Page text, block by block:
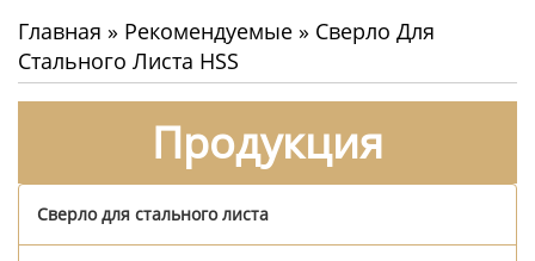
Главная » Рекомендуемые » Сверло Для
Стального Листа HSS
Продукция
Сверло для стального листа